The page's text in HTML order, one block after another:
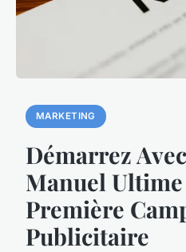
MARKETING
Démarrez
Manuel
Première
Publicitaire